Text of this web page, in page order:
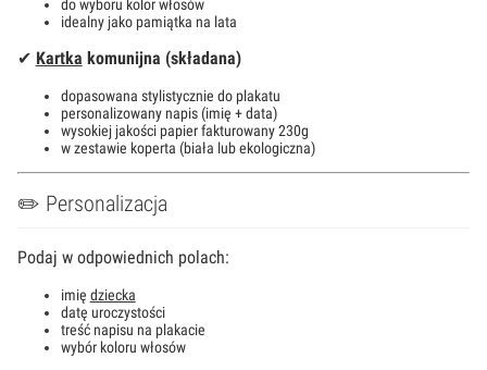
do wyboru kolor włosów
idealny jako pamiątka na lata
✔ Kartka komunijna (składana)
dopasowana stylistycznie do plakatu
personalizowany napis (imię + data)
wysokiej jakości papier fakturowany 230g
w zestawie koperta (biała lub ekologiczna)
✏️ Personalizacja
Podaj w odpowiednich polach:
imię dziecka
datę uroczystości
treść napisu na plakacie
wybór koloru włosów